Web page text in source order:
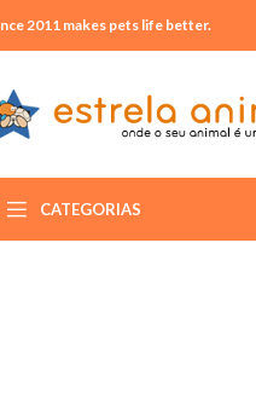
2011 makes pets life better.
CATEGORIAS